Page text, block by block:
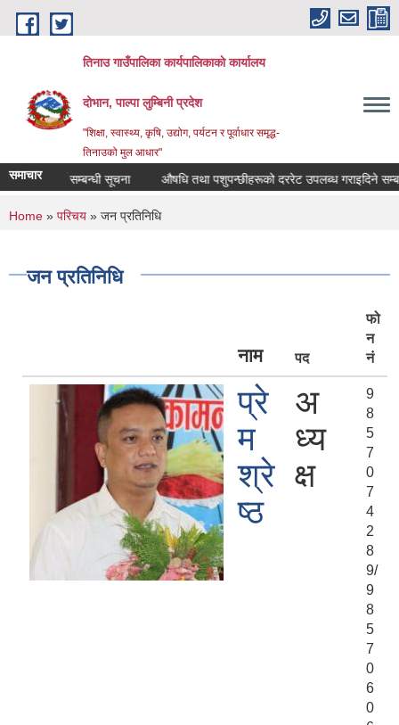
Skip to main content
तिनाउ गाउँपालिका कार्यपालिकाकाे कार्यालय
दोभान, पाल्पा लुम्बिनी प्रदेश
"शिक्षा, स्वास्थ्य, कृषि, उद्योग, पर्यटन र पूर्वाधार समृद्ध-
तिनाउको मुल आधार"
समाचार
पेश गर्ने सम्बन्धी सूचना औषधि तथा पशुपन्छीहरूको दररेट उपलब्ध गराइदिने
You are here
Home » परिचय » जन प्रतिनिधि
जन प्रतिनिधि
नाम पद
फो
न
नं
प्रे
म
श्रे
ष्ठ
अ
ध्य
क्ष
9
8
5
7
0
7
4
2
8
9/
9
8
5
7
0
6
0